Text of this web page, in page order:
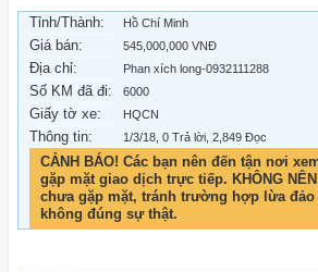
Tỉnh/Thành: Hồ Chí Minh
Giá bán: 545,000,000 VNĐ
Địa chỉ: Phan xích long-0932111288
Số KM đã đi: 6000
Giấy tờ xe: HQCN
Thông tin: 1/3/18 , 0 Trả lời, 2,849 Đọc
CẢNH BÁO! Các bạn nên đến tận nơi
gặp mặt giao dịch trực tiếp. KHÔNG
chưa gặp mặt, tránh trường hợp lừa đảo
không đúng sự thật.